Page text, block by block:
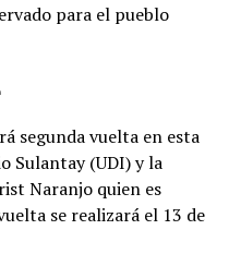
para el pueblo
segunda vuelta en esta
Sulantay (UDI) y la
Naranjo quien es
se realizará el 13 de